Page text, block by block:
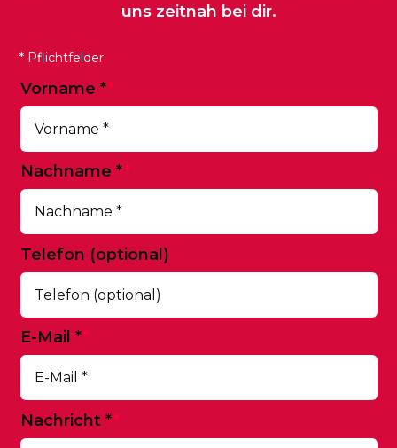
uns zeitnah bei dir.
* Pflichtfelder
Vorname *
Nachname *
Telefon (optional)
E-Mail *
Nachricht*